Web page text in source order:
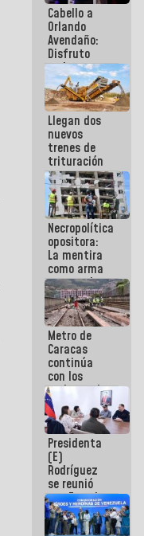
Cabello a
Orlando
Avendaño:
Disfruto
cada vez
que escribes
porque lo
que haces
es
embarrarla
Llegan dos
nuevos
trenes de
trituración
para
optimizar
manejo de
escombros
en La Guaira
Necropolítica
opositora:
La mentira
como arma
contra el
Pueblo
Metro de
Caracas
continúa
con los
trabajos de
mantenimiento
e inspección
en la Línea 2
Presidenta
(E)
Rodríguez
se reunió
con Estado
Mayor
Eléctrico